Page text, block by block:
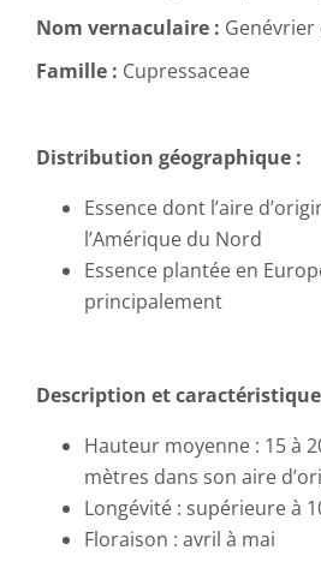
Nom vernaculaire :
Famille : Cupressaceae
Distribution géographique :
Essence dont l’aire
l’Amérique du Nord
Essence plantée en
principalement
Description et
Hauteur moyenne : 15 à
mètres dans son aire
Longévité : supérieure à
Floraison : avril à mai